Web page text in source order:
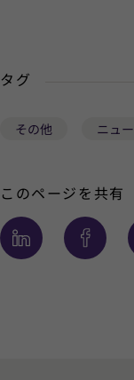
タグ
その他 ニュ
このページを共有